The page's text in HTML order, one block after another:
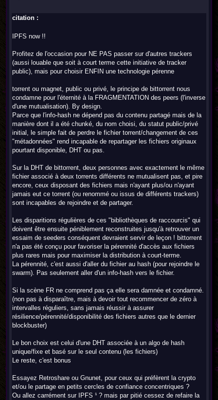
citation :
IPFS now !!
Profitez de l'occasion pour NE PAS passer sur d'autres trackers
(aussi louable que soit à court terme cette initiative de tracker
public), mais pour choisir ENFIN une technologie pérenne
torrent ou magnet, public ou privé, le principe de bittorrent nous
condamne pour l'éternité à la FRAGMENTATION des peers (l'inverse
d'une mutualisation). By design.
Parce que l'info-hash ne dépend pas du contenu partagé mais de la
manière dont il a été chunké, du nom choisi, du statut public/privé
initial, le simple fait de perdre le fichier torrent/changement de ces
"métadonnées" rend incapable de repartager les fichiers originaux
pourtant disponible, DHT ou pas.
Sur la DHT de bittorrent, deux personnes avec exactement le même
fichier associé à deux torrents différents ne mutualisent pas, et pire
encore, ceux disposant des fichiers mais n'ayant plus/ou n'ayant
jamais eut ce torrent (ou renommé ou issus de différents trackers)
sont incapables de rejoindre et de partager.
Les disparitions régulières de ces "bibliothèques de raccourcis" qui
doivent être ensuite péniblement reconstruites jusqu'à retrouver un
essaim de seeders conséquent devraient servir de leçon ! bittorrent
n'a pas été conçu pour favoriser la pérennité d'accès aux fichiers
plus rares mais pour maximiser la distribution à court-terme.
La pérennité, c'est aussi d'aller du fichier au hash (pour rejoindre le
swarm). Pas seulement aller d'un info-hash vers le fichier.
Si la scène FR ne comprend pas ça elle sera damnée et condamné.
(non pas à disparaître, mais à devoir tout recommencer de zéro à
intervalles réguliers, sans jamais réussir à assurer
résilience/pérennité/disponibilité des fichiers autres que le dernier
blockbuster)
Le bon choix est celui d'une DHT associée à un algo de hash
unique/fixe et basé sur le seul contenu (les fichiers)
Le reste, c'est bonus
Essayez Retroshare ou Gnunet, pour ceux qui préfèrent la crypto
et/ou le partage en petits cercles de confiance concentriques ?
Ou allez carrément sur IPFS ¹ ? mais par pitié cessez de refaire la